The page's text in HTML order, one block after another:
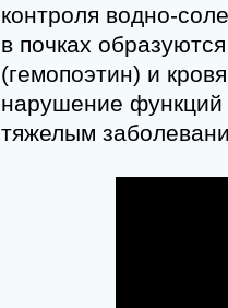
контроля водно-
в почках
(гемопоэтин) и
нарушение функций
тяжелым